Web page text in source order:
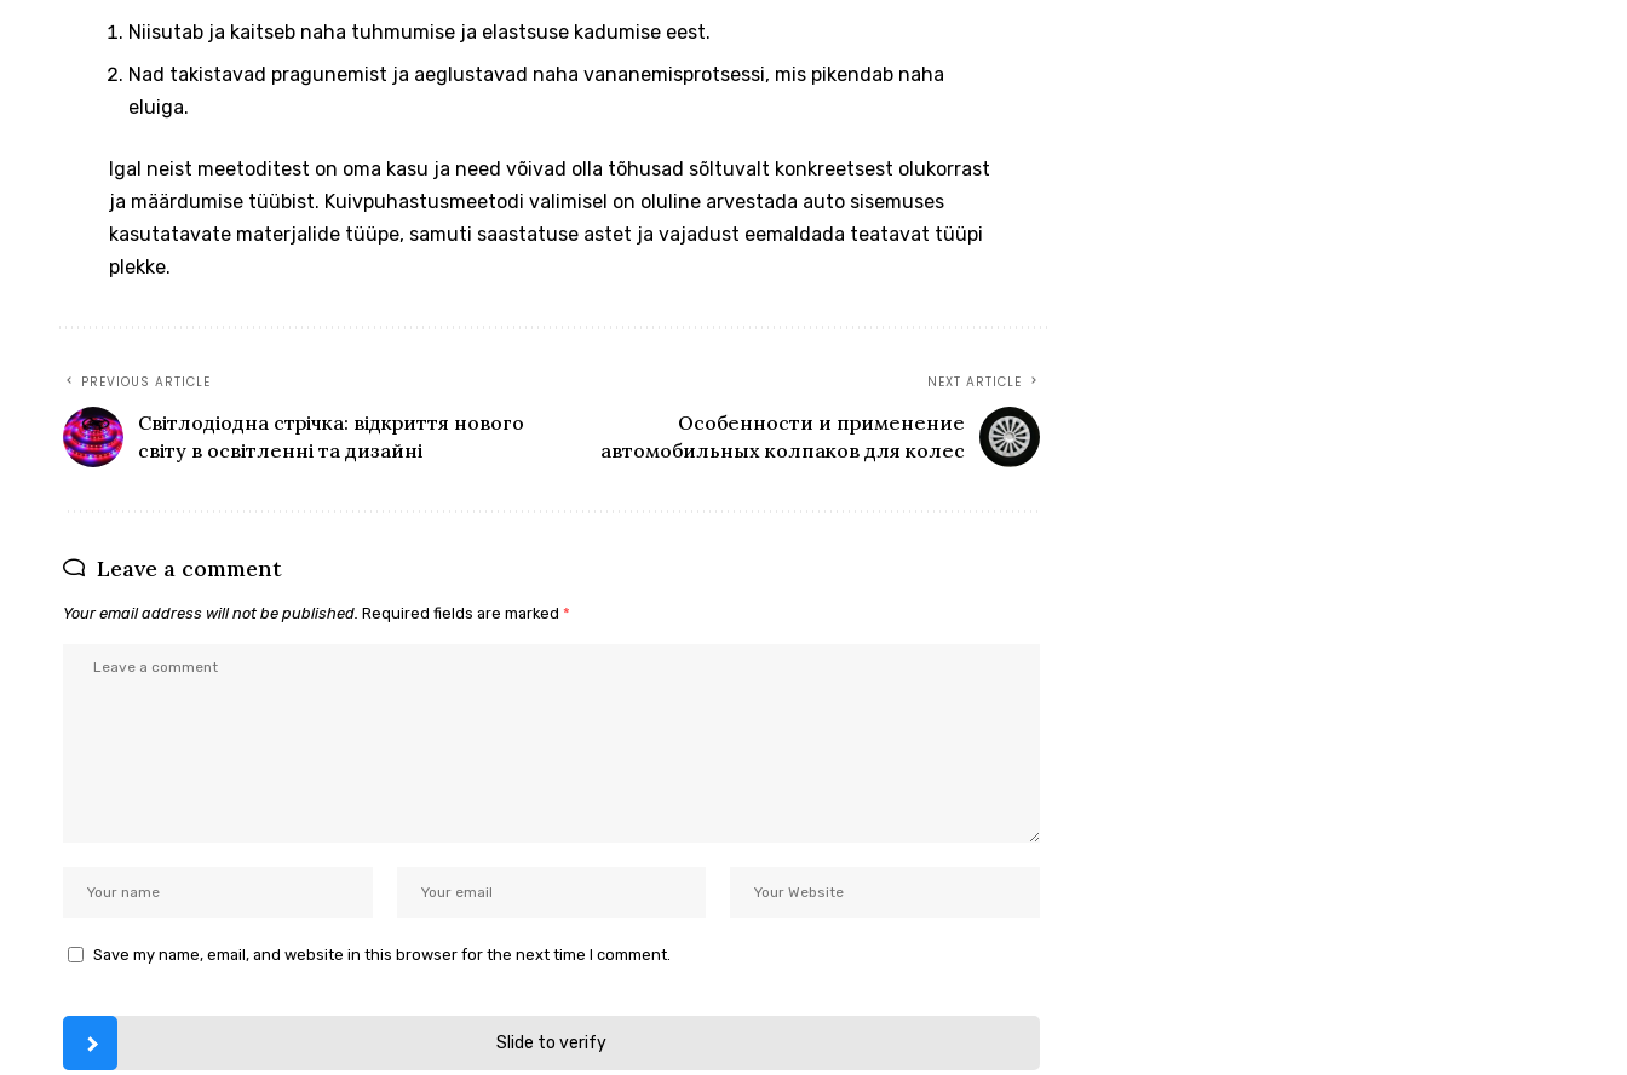
Niisutab ja kaitseb naha tuhmumise ja elastsuse kadumise eest.
Nad takistavad pragunemist ja aeglustavad naha vananemisprotsessi, mis pikendab naha
eluiga.
Igal neist meetoditest on oma kasu ja need võivad olla tõhusad sõltuvalt konkreetsest olukorrast
ja määrdumise tüübist. Kuivpuhastusmeetodi valimisel on oluline arvestada auto sisemuses
kasutatavate materjalide tüüpe, samuti saastatuse astet ja vajadust eemaldada teatavat tüüpi
plekke.
PREVIOUS ARTICLE
Світлодіодна стрічка: відкриття нового
світу в освітленні та дизайні
NEXT ARTICLE
Особенности и применение
автомобильных колпаков для колес
Leave a comment
Your email address will not be published. Required fields are marked *
Save my name, email, and website in this browser for the next time I comment.
Slide to verify